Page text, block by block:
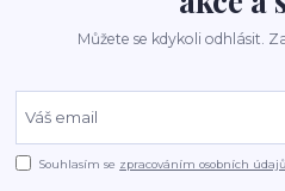
Můžete se kdykoli odhlásit.
Souhlasím se zpracováním osobních údajů